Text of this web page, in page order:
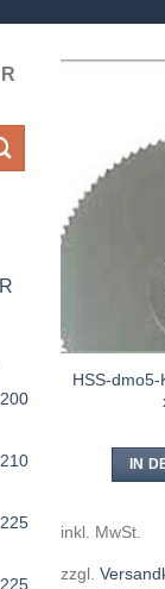
HSS-
IN
inkl. MwSt.
zzgl.